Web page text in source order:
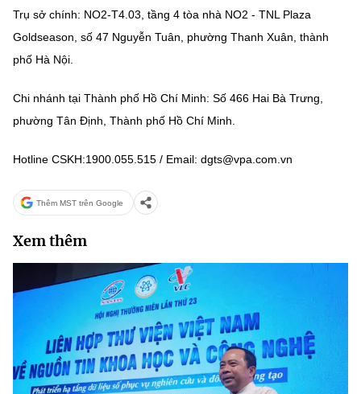
Trụ sở chính: NO2-T4.03, tầng 4 tòa nhà NO2 - TNL Plaza
Goldseason, số 47 Nguyễn Tuân, phường Thanh Xuân, thành
phố Hà Nội.
Chi nhánh tại Thành phố Hồ Chí Minh: Số 466 Hai Bà Trưng,
phường Tân Định, Thành phố Hồ Chí Minh.
Hotline CSKH:1900.055.515 / Email: dgts@vpa.com.vn
Thêm MST trên Google
Xem thêm